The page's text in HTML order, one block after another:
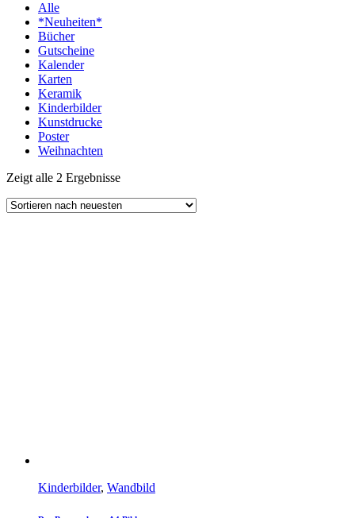
Alle
*Neuheiten*
Bücher
Gutscheine
Kalender
Karten
Keramik
Kinderbilder
Kunstdrucke
Poster
Weihnachten
Zeigt alle 2 Ergebnisse
Kinderbilder, Wandbild